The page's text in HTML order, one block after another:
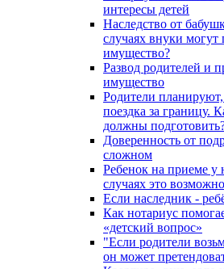
интересы детей
Наследство от
случаях внуки могут
имущество?
Развод родителей и
имущество
Родители планируют,
поездка за границу.
должны
Доверенность от
сложном
Ребенок на приеме у
случаях это
Если наследник -
Как нотариус
«детский вопрос»
"Если родители
он может